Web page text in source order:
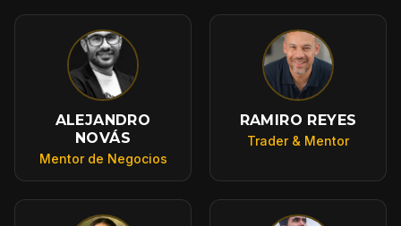
ALEJANDRO
NOVÁS
Mentor de Negocios
RAMIRO REYES
Trader & Mentor